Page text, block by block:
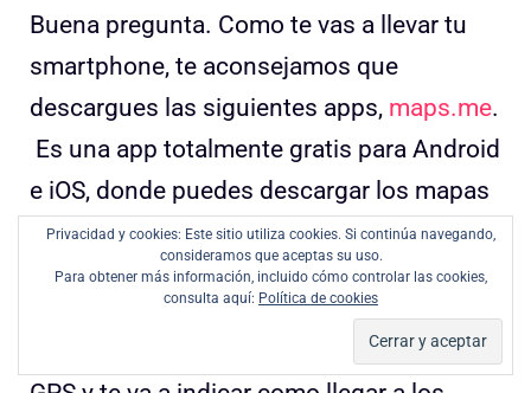
Buena pregunta. Como te vas a llevar tu
smartphone, te aconsejamos que
descargues las siguientes apps, maps.me.
Es una app totalmente gratis para Android
e iOS, donde puedes descargar los mapas
por zonas y consultarlos offline.
Puedes descargar el mapa de todo Japón
y llevarlo siempre a mano. Funciona con el
Privacidad y cookies: Este sitio utiliza cookies. Si continúa navegando,
consideramos que aceptas su uso.
Para obtener más información, incluido cómo controlar las cookies,
consulta aquí: Política de cookies